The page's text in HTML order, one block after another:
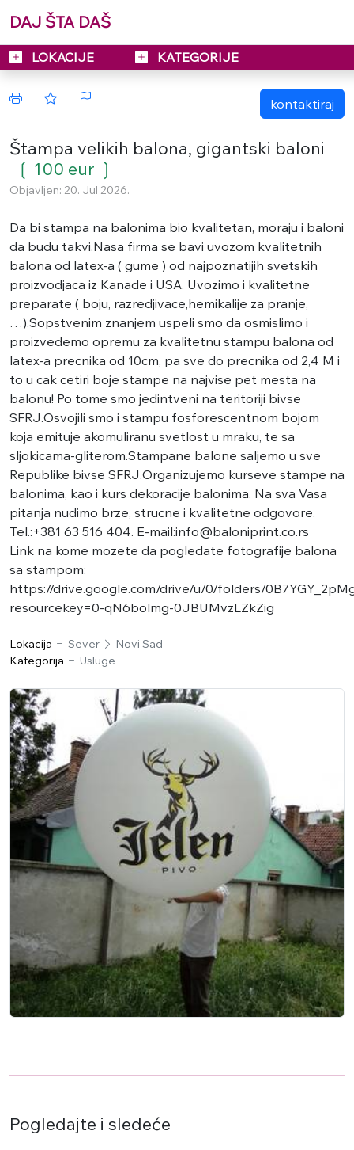
DAJ ŠTA DAŠ
LOKACIJE KATEGORIJE
kontaktiraj
Štampa velikih balona, gigantski baloni
❲ 100 eur ❳
Objavljen: 20. Jul 2026.
Da bi stampa na balonima bio kvalitetan, moraju i baloni
da budu takvi.Nasa firma se bavi uvozom kvalitetnih
balona od latex-a ( gume ) od najpoznatijih svetskih
proizvodjaca iz Kanade i USA. Uvozimo i kvalitetne
preparate ( boju, razredjivace,hemikalije za pranje,
…).Sopstvenim znanjem uspeli smo da osmislimo i
proizvedemo opremu za kvalitetnu stampu balona od
latex-a precnika od 10cm, pa sve do precnika od 2,4 M i
to u cak cetiri boje stampe na najvise pet mesta na
balonu! Po tome smo jedintveni na teritoriji bivse
SFRJ.Osvojili smo i stampu fosforescentnom bojom
koja emituje akomuliranu svetlost u mraku, te sa
sljokicama-gliterom.Stampane balone saljemo u sve
Republike bivse SFRJ.Organizujemo kurseve stampe na
balonima, kao i kurs dekoracije balonima. Na sva Vasa
pitanja nudimo brze, strucne i kvalitetne odgovore.
Tel.:+381 63 516 404. E-mail:info@baloniprint.co.rs
Link na kome mozete da pogledate fotografije balona
sa stampom:
https://drive.google.com/drive/u/0/folders/
resourcekey=0-qN6bolmg-0JBUMvzLZkZig
Lokacija Sever
Novi Sad
Kategorija
Usluge
Pogledajte i sledeće